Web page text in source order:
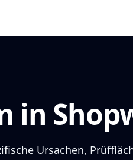
in
Ursachen,